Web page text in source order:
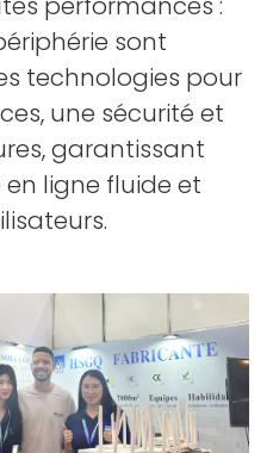
sont
technologies pour
une sécurité et
garantissant
ligne fluide et